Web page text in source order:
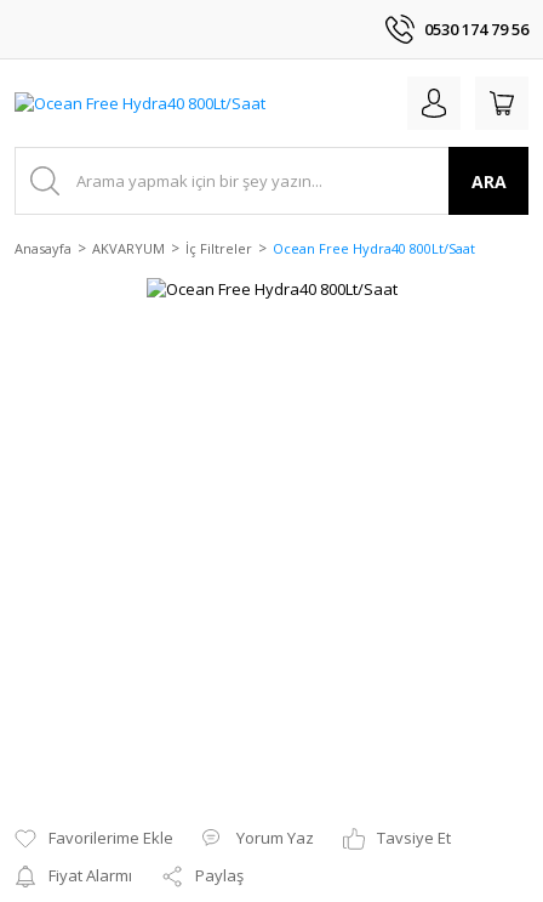
0530 174 79 56
ARA
Anasayfa AKVARYUM İç Filtreler Ocean Free Hydra40 800Lt/Saat
Yorum Yaz
Tavsiye Et
Fiyat Alarmı
Paylaş